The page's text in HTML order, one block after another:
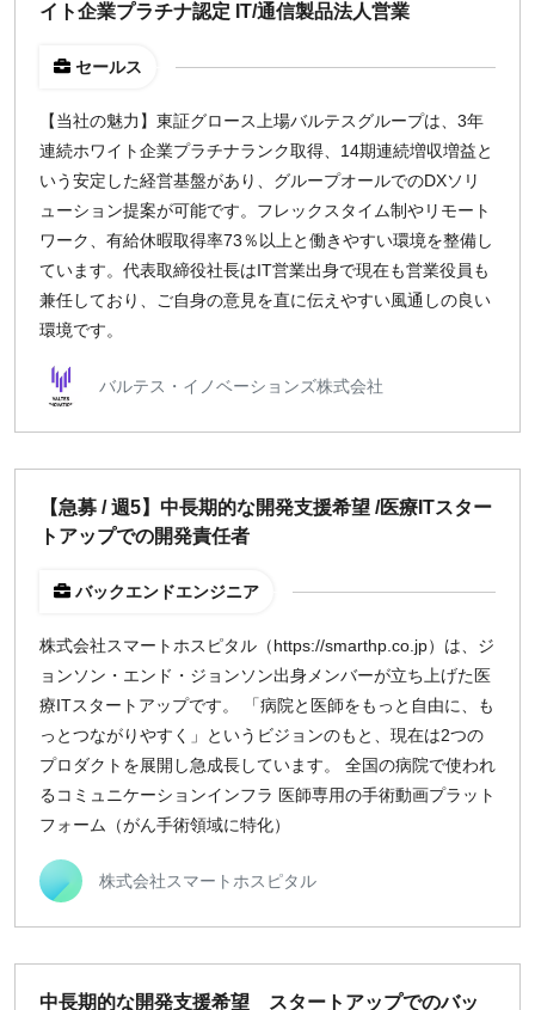
イト企業プラチナ認定 IT/通信製品法人営業
セールス
【当社の魅力】東証グロース上場バルテスグループは、3年
連続ホワイト企業プラチナランク取得、14期連続増収増益と
いう安定した経営基盤があり、グループオールでのDXソリ
ューション提案が可能です。フレックスタイム制やリモート
ワーク、有給休暇取得率73％以上と働きやすい環境を整備し
ています。代表取締役社長はIT営業出身で現在も営業役員も
兼任しており、ご自身の意見を直に伝えやすい風通しの良い
環境です。
バルテス・イノベーションズ株式会社
【急募 / 週5】中長期的な開発支援希望 /医療ITスター
トアップでの開発責任者
バックエンドエンジニア
株式会社スマートホスピタル（https://smarthp.co.jp）は、ジ
ョンソン・エンド・ジョンソン出身メンバーが立ち上げた医
療ITスタートアップです。 「病院と医師をもっと自由に、も
っとつながりやすく」というビジョンのもと、現在は2つの
プロダクトを展開し急成長しています。 全国の病院で使われ
るコミュニケーションインフラ 医師専用の手術動画プラット
フォーム（がん手術領域に特化）
株式会社スマートホスピタル
中長期的な開発支援希望 スタートアップでのバッ